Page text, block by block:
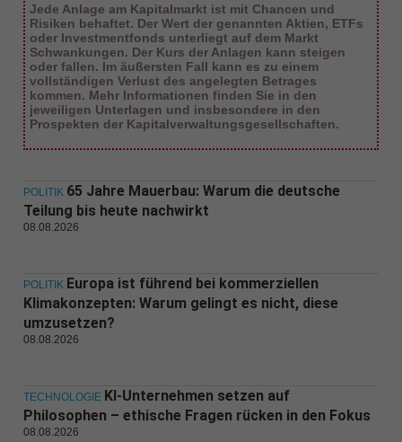
Jede Anlage am Kapitalmarkt ist mit Chancen und
Risiken behaftet. Der Wert der genannten Aktien, ETFs
oder Investmentfonds unterliegt auf dem Markt
Schwankungen. Der Kurs der Anlagen kann steigen
oder fallen. Im äußersten Fall kann es zu einem
vollständigen Verlust des angelegten Betrages
kommen. Mehr Informationen finden Sie in den
jeweiligen Unterlagen und insbesondere in den
Prospekten der Kapitalverwaltungsgesellschaften.
POLITIK 65 Jahre Mauerbau: Warum die deutsche
Teilung bis heute nachwirkt
08.08.2026
POLITIK Europa ist führend bei kommerziellen
Klimakonzepten: Warum gelingt es nicht, diese
umzusetzen?
08.08.2026
TECHNOLOGIE KI-Unternehmen setzen auf
Philosophen – ethische Fragen rücken in den Fokus
08.08.2026